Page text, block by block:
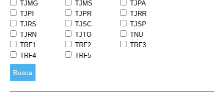
TJMG
TJMS
TJPA
TJPI
TJPR
TJRR
TJRS
TJSC
TJSP
TJRN
TJTO
TNU
TRF1
TRF2
TRF3
TRF4
TRF5
Busca